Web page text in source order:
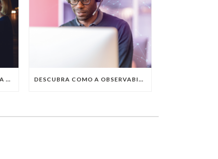
QUAIS SÃO AS TENDÊNCIAS DA TECNOLOGIA DA INFORMAÇÃO PARA 2023? DESCUBRA COMO A OBSERVABILITY IMPULSIONA O SUCESSO DO SEU NEGÓCIO